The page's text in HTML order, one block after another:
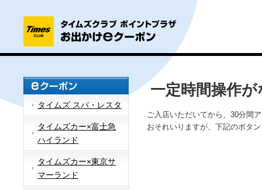
タイムズ スパ・レスタ
タイムズカー×富士急
ハイランド
タイムズカー×東京サ
マーランド
一定時間操作
ご入店いただいてから、30分間
おそれいりますが、下記のボタ